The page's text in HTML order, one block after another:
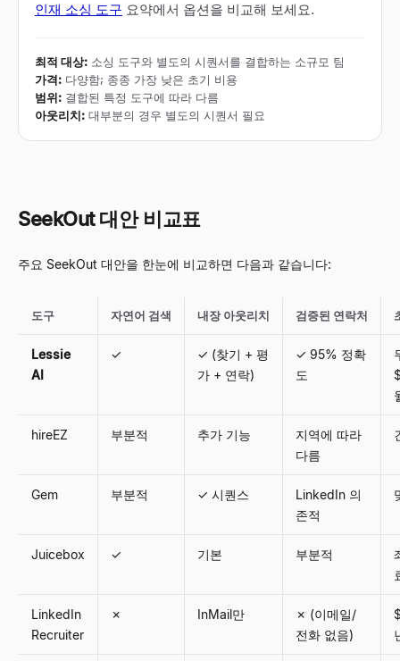
인재 소싱 도구 요약에서 옵션을 비교해 보세요.
최적 대상: 소싱 도구와 별도의 시퀀서를 결합하는 소규모 팀
가격: 다양함; 종종 가장 낮은 초기 비용
범위: 결합된 특정 도구에 따라 다름
아웃리치: 대부분의 경우 별도의 시퀀서 필요
SeekOut 대안 비교표
주요 SeekOut 대안을 한눈에 비교하면 다음과 같습니다:
도구 자연어 검색 내장 아웃리치 검증된 연락처
Lessie
AI
✓
✓ (찾기 + 평
가 + 연락)
✓ 95% 정확
도
hireEZ 부분적 추가 기능
지역에 따라
다름
Gem 부분적 ✓ 시퀀스
LinkedIn 의
존적
Juicebox ✓ 기본 부분적
LinkedIn
Recruiter
✗ InMail만
✗ (이메일/
전화 없음)